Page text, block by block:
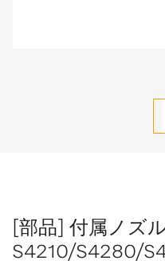
[部品] 付属ノズ
S4210/S4280/